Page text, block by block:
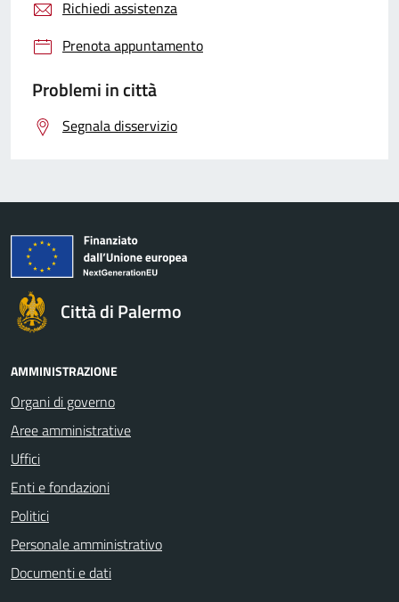
Richiedi assistenza
Prenota appuntamento
Problemi in città
Segnala disservizio
Città di Palermo
AMMINISTRAZIONE
Organi di governo
Aree amministrative
Uffici
Enti e fondazioni
Politici
Personale amministrativo
Documenti e dati